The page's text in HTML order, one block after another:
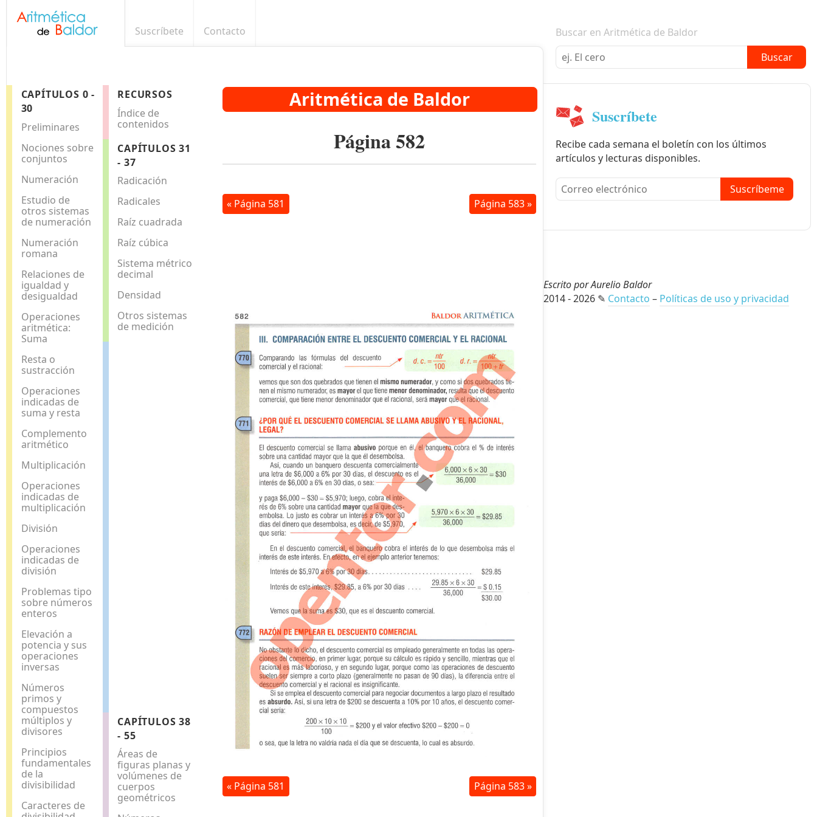
Suscríbete Contacto Boletín informativo
CAPÍTULOS 0 -
30
Preliminares
Nociones sobre
conjuntos
Numeración
Estudio de
otros sistemas
de numeración
Numeración
romana
Relaciones de
igualdad y
desigualdad
Operaciones
aritmética:
Suma
Resta o
sustracción
Operaciones
indicadas de
suma y resta
Complemento
aritmético
Multiplicación
Operaciones
indicadas de
multiplicación
División
Operaciones
indicadas de
división
Problemas tipo
sobre números
enteros
Elevación a
potencia y sus
operaciones
inversas
Números
primos y
compuestos
múltiplos y
divisores
Principios
fundamentales
de la
divisibilidad
Caracteres de
RECURSOS
Índice de
contenidos
CAPÍTULOS 31
- 37
Radicación
Radicales
Raíz cuadrada
Raíz cúbica
Sistema métrico
decimal
Densidad
Otros sistemas
de medición
CAPÍTULOS 38
- 55
Áreas de
figuras planas y
volúmenes de
cuerpos
geométricos
Aritmética de Baldor
Página 582
« Página 581 Página 583 »
« Página 581 Página 583 »
Buscar en Aritmética de Baldor
Buscar
Suscríbete
Recibe cada semana el boletín con los últimos
artículos y lecturas disponibles.
Suscríbeme
Escrito por Aurelio Baldor
2014 - 2026 ✎ Contacto – Políticas de uso y privacidad